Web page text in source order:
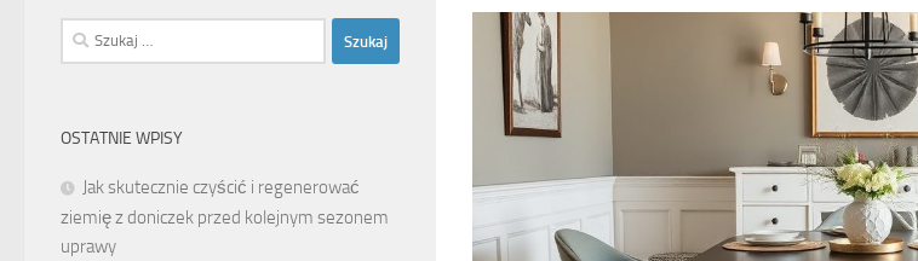
Szukaj:
OSTATNIE WPISY
Jak skutecznie czyścić i regenerować
ziemię z doniczek przed kolejnym sezonem
uprawy